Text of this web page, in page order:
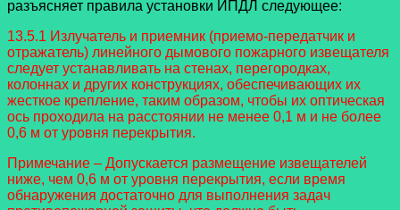
разъясняет правила установки ИПДЛ следующее:
13.5.1 Излучатель и приемник (приемо-передатчик и
отражатель) линейного дымового пожарного извещателя
следует устанавливать на стенах, перегородках,
колоннах и других конструкциях, обеспечивающих их
жесткое крепление, таким образом, чтобы их оптическая
ось проходила на расстоянии не менее 0,1 м и не более
0,6 м от уровня перекрытия.
Примечание – Допускается размещение извещателей
ниже, чем 0,6 м от уровня перекрытия, если время
обнаружения достаточно для выполнения задач